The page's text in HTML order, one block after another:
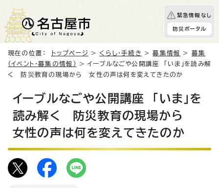
緊急情報なし
防災ポータル
現在の位置： トップページ > くらし・手続き >募集情報 > 募集
（イベント・募集の情報）
> イーブルなごや公開講座 「いま」を読み解
く 防災教育の現場から 女性の声は何を変えてきたのか
イーブルなごや公開講座 「いま」を
読み解く 防災教育の現場から
女性の声は何を変えてきたのか